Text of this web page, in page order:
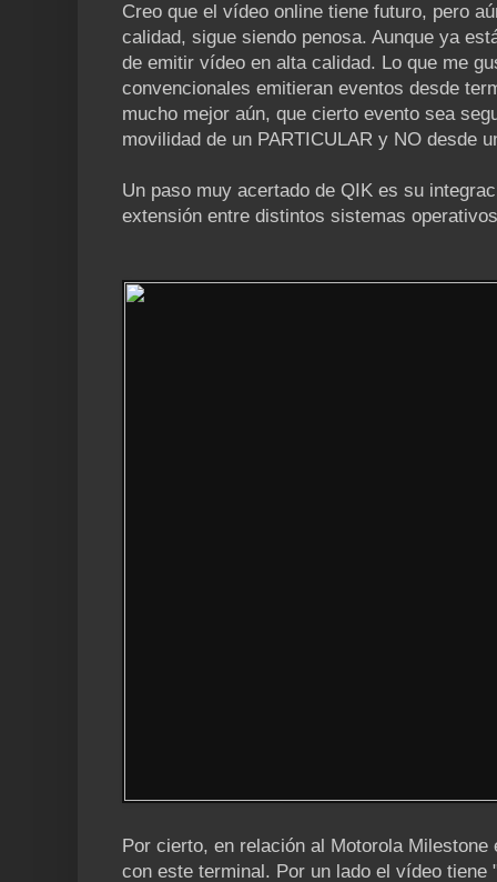
Creo que el vídeo online tiene futuro, pero
calidad, sigue siendo penosa. Aunque ya
de emitir vídeo en alta calidad. Lo que me
convencionales emitieran eventos desde
mucho mejor aún, que cierto evento sea
movilidad de un PARTICULAR y NO desde
Un paso muy acertado de QIK es su
extensión entre distintos sistemas
Por cierto, en relación al Motorola
con este terminal. Por un lado el vídeo